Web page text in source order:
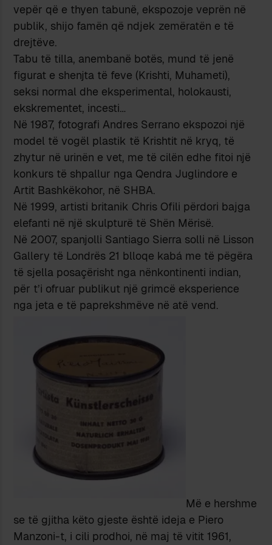
vepër që e thyen tabunë, ekspozoje veprën në
publik, shijo famën që ndjek zemëratën e të
drejtëve.
Tabu të tilla, anembanë botës, mund të jenë
figurat e shenjta të feve (Krishti, Muhameti),
seksi normal dhe eksperimental, holokausti,
ekskrementet, incesti…
Në 1987, fotografi Andres Serrano ekspozoi një
model të vogël plastik të Krishtit në kryq, të
zhytur në urinën e vet, me të cilën edhe fitoi një
konkurs të shpallur nga Qendra Juglindore e
Artit Bashkëkohor, në SHBA.
Në 1999, artisti britanik Chris Ofili përdori bajga
elefanti në një skulpturë të Shën Mërisë.
Në 2007, spanjolli Santiago Sierra solli në Lisson
Gallery të Londrës 21 blloqe kabá me të pëgëra
të sjella posaçërisht nga nënkontinenti indian,
për t’i ofruar publikut një grimcë eksperience
nga jeta e të paprekshmëve në atë vend.
Më e hershme
se të gjitha këto gjeste është ideja e Piero
Manzoni-t, i cili prodhoi, në maj të vitit 1961,